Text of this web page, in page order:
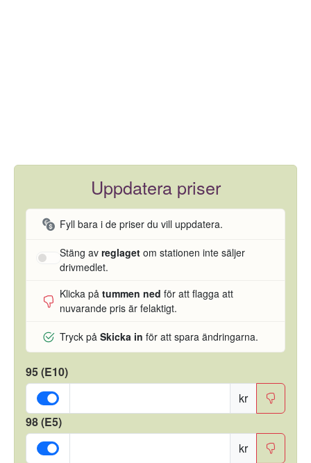
Uppdatera priser
Fyll bara i de priser du vill uppdatera.
Stäng av reglaget om stationen inte säljer
drivmedlet.
Klicka på tummen ned för att flagga att
nuvarande pris är felaktigt.
Tryck på Skicka in för att spara ändringarna.
95 (E10)
kr
98 (E5)
kr